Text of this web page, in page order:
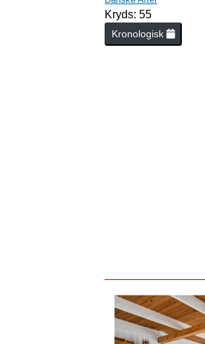
Kryds: 55
Kronologisk